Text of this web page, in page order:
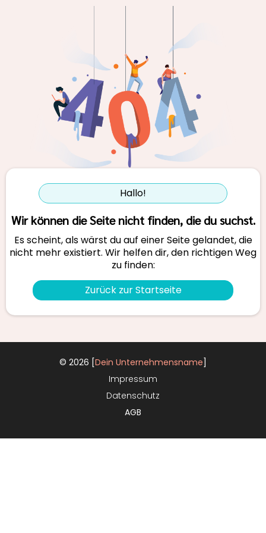
Hallo!
Wir können die Seite nicht finden, die du suchst.
Es scheint, als wärst du auf einer Seite gelandet, die
nicht mehr existiert. Wir helfen dir, den richtigen Weg
zu finden:
Zurück zur Startseite
© 2026 [Dein Unternehmensname]
Impressum
Datenschutz
AGB